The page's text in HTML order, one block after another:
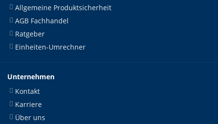
Allgemeine Produktsicherheit
AGB Fachhandel
Ratgeber
Einheiten-Umrechner
Unternehmen
Kontakt
Karriere
Über uns